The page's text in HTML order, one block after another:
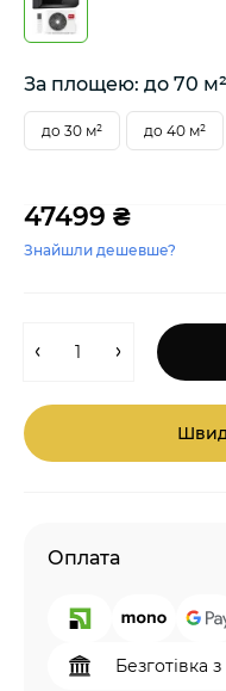
За площею: до 70 м²
до 30 м² до 40 м²
47499 ₴
Знайшли дешевше?
Оплата
Безготівка